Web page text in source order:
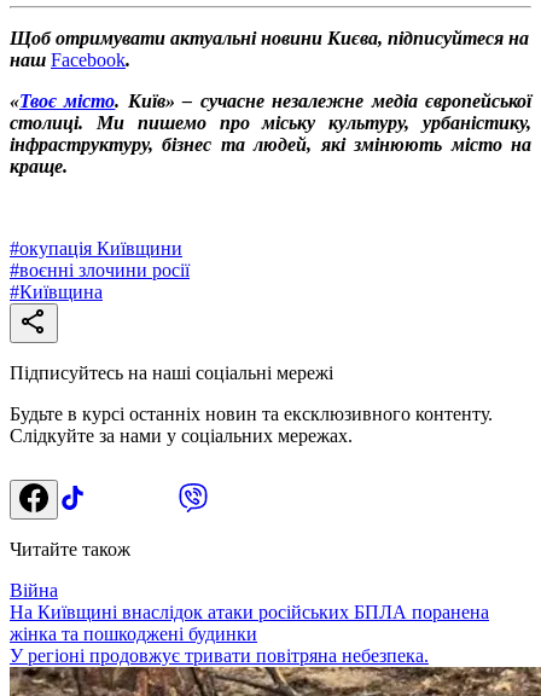
Щоб отримувати актуальні новини Києва, підписуйтеся на
наш Facebook.
«Твоє місто. Київ» – сучасне незалежне медіа європейської
столиці. Ми пишемо про міську культуру, урбаністику,
інфраструктуру, бізнес та людей, які змінюють місто на
краще.
#окупація Київщини
#воєнні злочини росії
#Київщина
Підписуйтесь на наші соціальні мережі
Будьте в курсі останніх новин та ексклюзивного контенту.
Слідкуйте за нами у соціальних мережах.
Читайте також
Війна
На Київщині внаслідок атаки російських БПЛА поранена
жінка та пошкоджені будинки
У регіоні продовжує тривати повітряна небезпека.